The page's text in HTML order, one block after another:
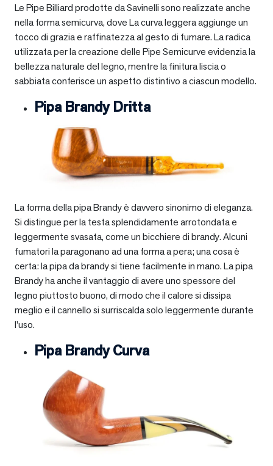
Le Pipe Billiard prodotte da Savinelli sono realizzate anche
nella forma semicurva, dove La curva leggera aggiunge un
tocco di grazia e raffinatezza al gesto di fumare. La radica
utilizzata per la creazione delle Pipe Semicurve evidenzia la
bellezza naturale del legno, mentre la finitura liscia o
sabbiata conferisce un aspetto distintivo a ciascun modello.
Pipa Brandy Dritta
La forma della pipa Brandy è davvero sinonimo di eleganza.
Si distingue per la testa splendidamente arrotondata e
leggermente svasata, come un bicchiere di brandy. Alcuni
fumatori la paragonano ad una forma a pera; una cosa è
certa: la pipa da brandy si tiene facilmente in mano. La pipa
Brandy ha anche il vantaggio di avere uno spessore del
legno piuttosto buono, di modo che il calore si dissipa
meglio e il cannello si surriscalda solo leggermente durante
l’uso.
Pipa Brandy Curva